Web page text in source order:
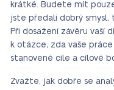
krátké. Budete mít
jste předali dobrý
Při dosažení závěru
k otázce, zda vaše
stanovené cíle a cílové
Zvažte, jak dobře se